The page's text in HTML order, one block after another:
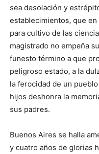
sea desolación y
establecimientos, que
para cultivo de las
magistrado no empeña
funesto término a que
peligroso estado, a la
la ferocidad de un
hijos deshonra la
sus padres.
Buenos Aires se halla
y cuatro años de glorias